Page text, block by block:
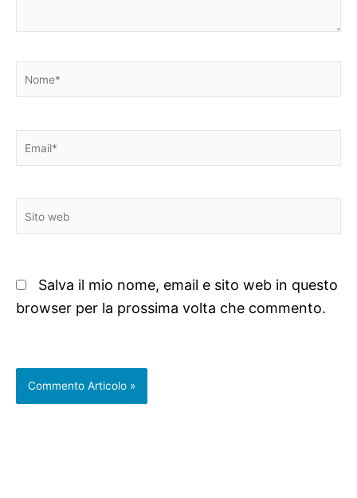
Nome*
Email*
Sito
web
Salva il mio nome, email e sito web in questo
browser per la prossima volta che commento.